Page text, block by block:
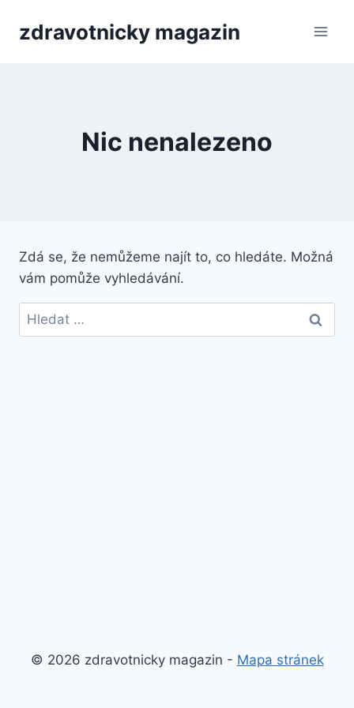
zdravotnicky magazin
Nic nenalezeno
Zdá se, že nemůžeme najít to, co hledáte. Možná
vám pomůže vyhledávání.
Vyhledávání
© 2026 zdravotnicky magazin - Mapa stránek